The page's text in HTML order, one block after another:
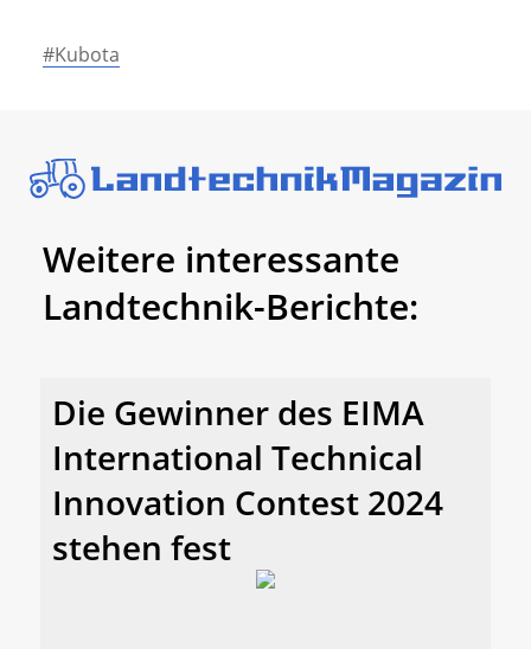
#Kubota
Weitere interessante
Landtechnik-Berichte:
Die Gewinner des EIMA
International Technical
Innovation Contest 2024
stehen fest